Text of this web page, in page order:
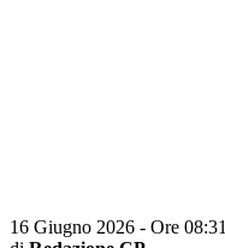
16 Giugno 2026 - Ore 08:31